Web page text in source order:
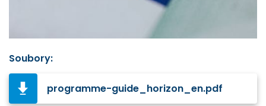
Soubory:
programme-guide_horizon_en.pdf